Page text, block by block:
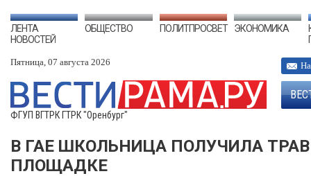
ЛЕНТА
НОВОСТЕЙ
ОБЩЕСТВО ПОЛИТПРОСВЕТ ЭКОНОМИКА
Пятница, 07 августа 2026
ФГУП ВГТРК ГТРК "Оренбург"
В ГАЕ ШКОЛЬНИЦА ПОЛУЧИЛА
ПЛОЩАДКЕ